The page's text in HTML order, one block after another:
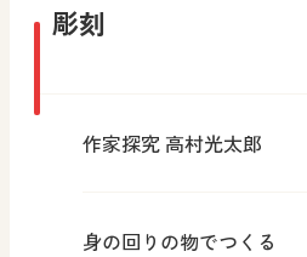
彫刻
作家探究 高村光太郎
身の回りの物でつくる